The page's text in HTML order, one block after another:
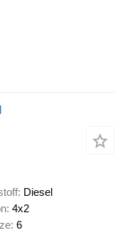
Diesel
4x2
6